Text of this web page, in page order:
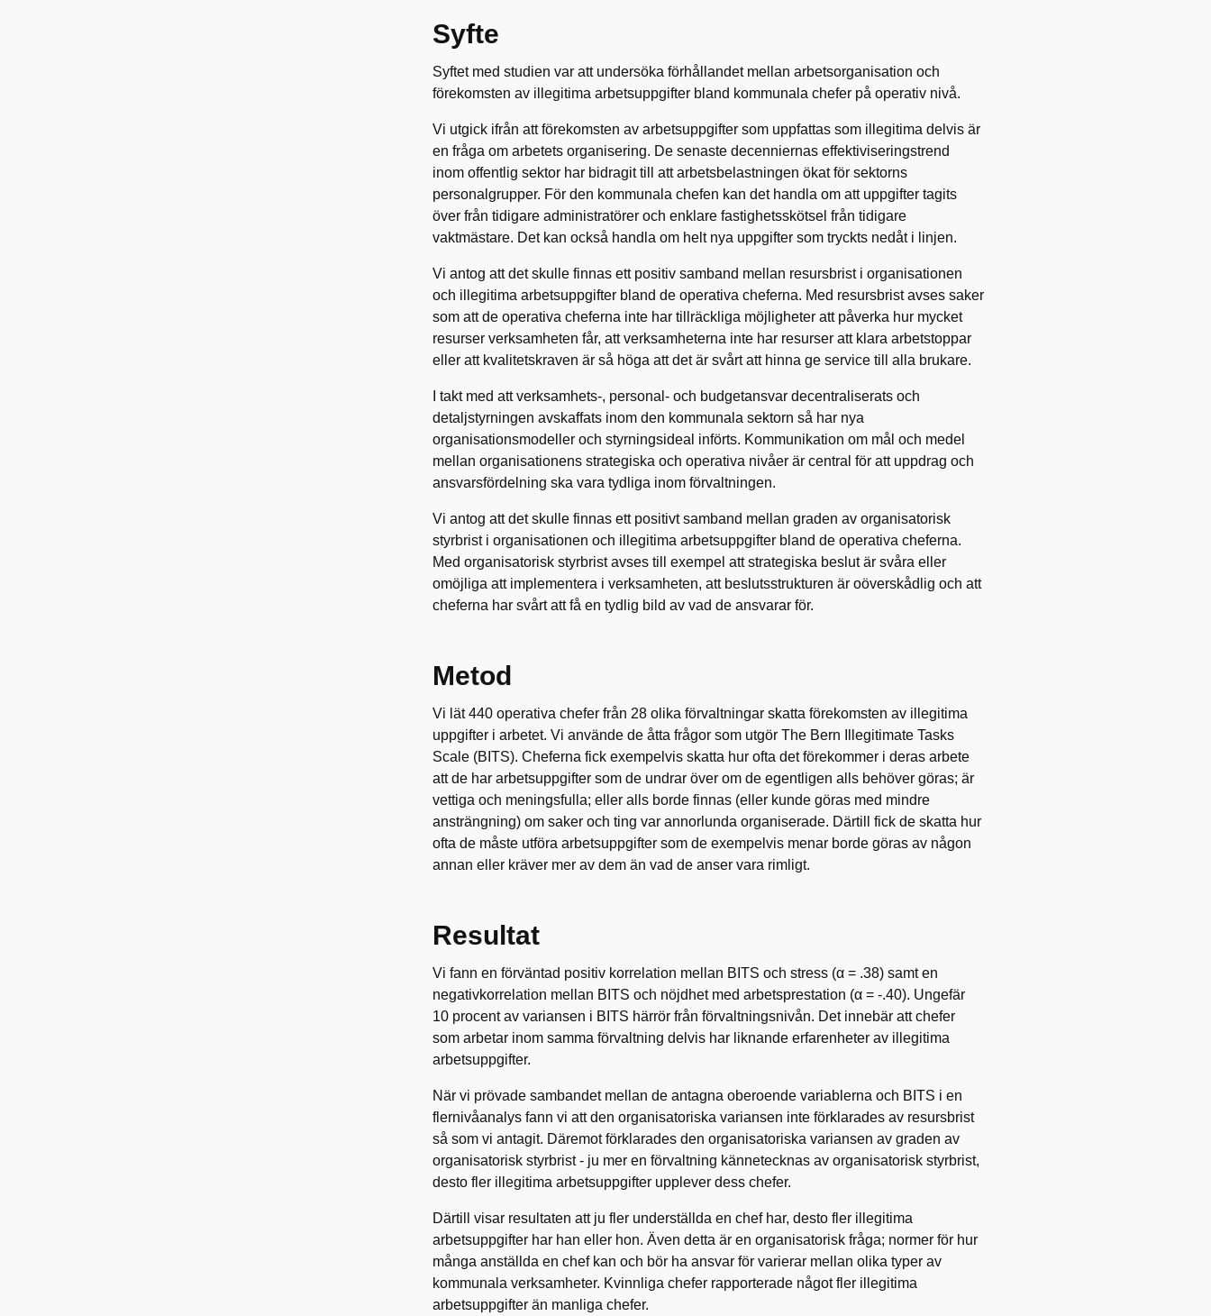
Syfte
Syftet med studien var att undersöka förhållandet mellan arbetsorganisation och
förekomsten av illegitima arbetsuppgifter bland kommunala chefer på operativ nivå.
Vi utgick ifrån att förekomsten av arbetsuppgifter som uppfattas som illegitima delvis är
en fråga om arbetets organisering. De senaste decenniernas effektiviseringstrend
inom offentlig sektor har bidragit till att arbetsbelastningen ökat för sektorns
personalgrupper. För den kommunala chefen kan det handla om att uppgifter tagits
över från tidigare administratörer och enklare fastighetsskötsel från tidigare
vaktmästare. Det kan också handla om helt nya uppgifter som tryckts nedåt i linjen.
Vi antog att det skulle finnas ett positiv samband mellan resursbrist i organisationen
och illegitima arbetsuppgifter bland de operativa cheferna. Med resursbrist avses saker
som att de operativa cheferna inte har tillräckliga möjligheter att påverka hur mycket
resurser verksamheten får, att verksamheterna inte har resurser att klara arbetstoppar
eller att kvalitetskraven är så höga att det är svårt att hinna ge service till alla brukare.
I takt med att verksamhets-, personal- och budgetansvar decentraliserats och
detaljstyrningen avskaffats inom den kommunala sektorn så har nya
organisationsmodeller och styrningsideal införts. Kommunikation om mål och medel
mellan organisationens strategiska och operativa nivåer är central för att uppdrag och
ansvarsfördelning ska vara tydliga inom förvaltningen.
Vi antog att det skulle finnas ett positivt samband mellan graden av organisatorisk
styrbrist i organisationen och illegitima arbetsuppgifter bland de operativa cheferna.
Med organisatorisk styrbrist avses till exempel att strategiska beslut är svåra eller
omöjliga att implementera i verksamheten, att beslutsstrukturen är oöverskådlig och att
cheferna har svårt att få en tydlig bild av vad de ansvarar för.
Metod
Vi lät 440 operativa chefer från 28 olika förvaltningar skatta förekomsten av illegitima
uppgifter i arbetet. Vi använde de åtta frågor som utgör The Bern Illegitimate Tasks
Scale (BITS). Cheferna fick exempelvis skatta hur ofta det förekommer i deras arbete
att de har arbetsuppgifter som de undrar över om de egentligen alls behöver göras; är
vettiga och meningsfulla; eller alls borde finnas (eller kunde göras med mindre
ansträngning) om saker och ting var annorlunda organiserade. Därtill fick de skatta hur
ofta de måste utföra arbetsuppgifter som de exempelvis menar borde göras av någon
annan eller kräver mer av dem än vad de anser vara rimligt.
Resultat
Vi fann en förväntad positiv korrelation mellan BITS och stress (α = .38) samt en
negativkorrelation mellan BITS och nöjdhet med arbetsprestation (α = -.40). Ungefär
10 procent av variansen i BITS härrör från förvaltningsnivån. Det innebär att chefer
som arbetar inom samma förvaltning delvis har liknande erfarenheter av illegitima
arbetsuppgifter.
När vi prövade sambandet mellan de antagna oberoende variablerna och BITS i en
flernivåanalys fann vi att den organisatoriska variansen inte förklarades av resursbrist
så som vi antagit. Däremot förklarades den organisatoriska variansen av graden av
organisatorisk styrbrist - ju mer en förvaltning kännetecknas av organisatorisk styrbrist,
desto fler illegitima arbetsuppgifter upplever dess chefer.
Därtill visar resultaten att ju fler underställda en chef har, desto fler illegitima
arbetsuppgifter har han eller hon. Även detta är en organisatorisk fråga; normer för hur
många anställda en chef kan och bör ha ansvar för varierar mellan olika typer av
kommunala verksamheter. Kvinnliga chefer rapporterade något fler illegitima
arbetsuppgifter än manliga chefer.